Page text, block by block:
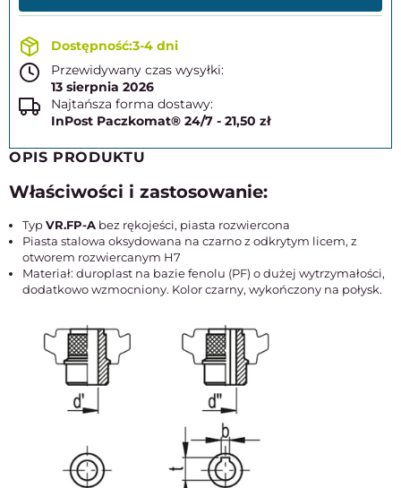
3-4 dni
Przewidywany czas wysyłki:
13 sierpnia 2026
Najtańsza forma dostawy:
InPost Paczkomat® 24/7 - 21,50 zł
OPIS PRODUKTU
Właściwości i zastosowanie:
TypVR.FP-A bez rękojeści, piasta rozwiercona
Piasta stalowa oksydowana na czarno z odkrytym licem, z
otworem rozwiercanym H7
Materiał: duroplast na bazie fenolu (PF) o dużej wytrzymałości,
dodatkowo wzmocniony. Kolor czarny, wykończony na połysk.